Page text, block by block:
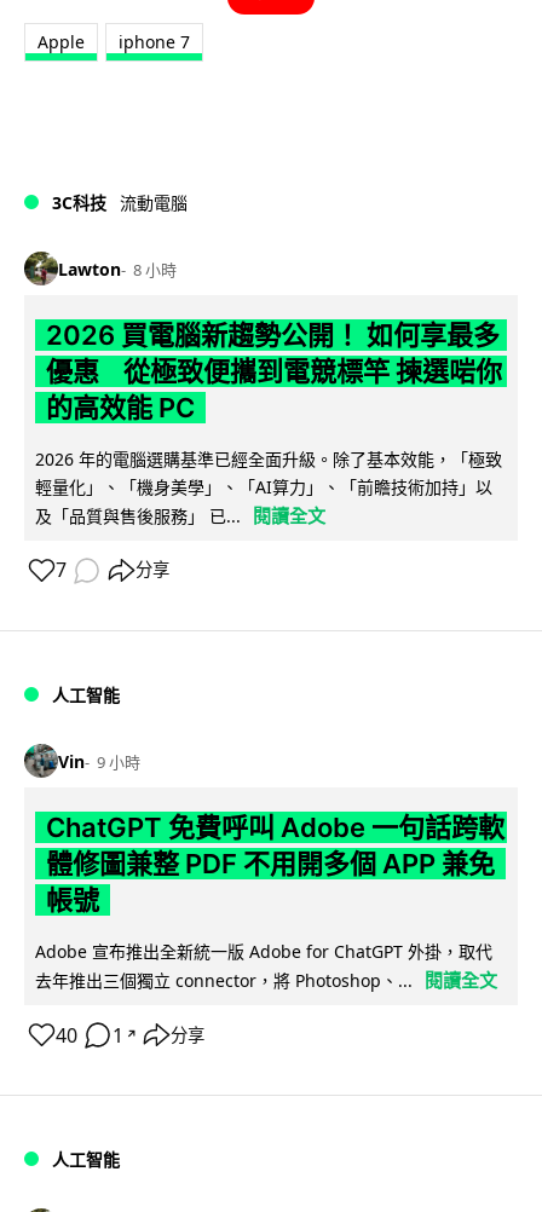
Apple iphone 7
3C科技 流動電腦
Lawton 8 小時
2026 買電腦新趨勢公開！ 如何享最多
優惠 從極致便攜到電競標竿 揀選啱你
的高效能 PC
2026 年的電腦選購基準已經全面升級。除了基本效能，「極致
輕量化」、「機身美學」、「AI算力」、「前瞻技術加持」以
及「品質與售後服務」 已...
閱讀全文
7 分享
人工智能
Vin 9 小時
ChatGPT 免費呼叫 Adobe 一句話跨軟
體修圖兼整 PDF 不用開多個 APP 兼免
帳號
Adobe 宣布推出全新統一版 Adobe for ChatGPT 外掛，取代
去年推出三個獨立 connector，將 Photoshop、...
閱讀全文
40 1 ↗ 分享
人工智能